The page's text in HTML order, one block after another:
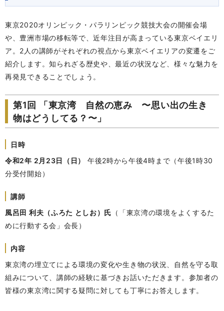
東京2020オリンピック・パラリンピック競技大会の開催会場
や、豊洲市場の移転等で、近年注目が高まっている東京ベイエリ
ア。2人の講師がそれぞれの視点から東京ベイエリアの変遷をご
紹介します。知られざる歴史や、最近の状況など、様々な魅力を
再発見できることでしょう。
第1回 「東京湾 自然の恵み 〜思い出の生き
物はどうしてる？〜」
日時
令和2年 2月23日（日）
午後2時から午後4時まで（午後1時30
分受付開始）
講師
風呂田 利夫（ふろた としお）氏 （「東京湾の環境をよくするた
めに行動する会」会長）
内容
東京湾の埋立てによる環境の変化や生き物の状況、自然を守る取
組みについて、講師の経験に基づきお話いただきます。参加者の
皆様の東京湾に関する疑問に対しても丁寧にお答えします。